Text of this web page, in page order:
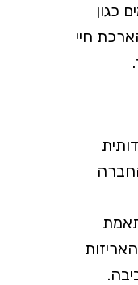
כגון
חיי